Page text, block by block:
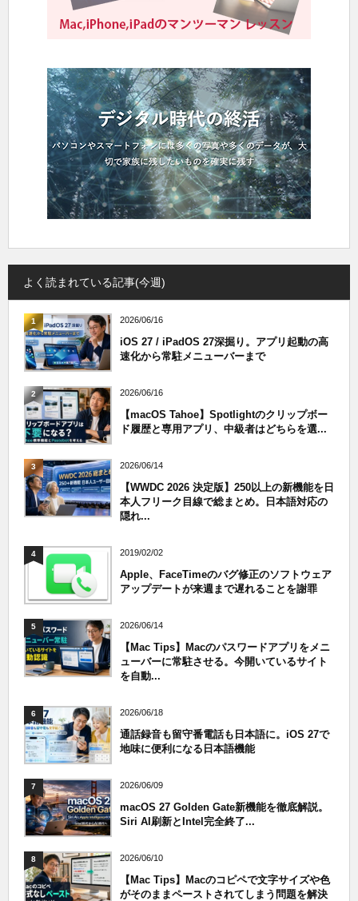
よく読まれている記事(今週)
1 2026/06/16
iOS 27 / iPadOS 27深掘り。アプリ起動の高
速化から常駐メニューバーまで
2 2026/06/16
【macOS Tahoe】Spotlightのクリップボー
ド履歴と専用アプリ、中級者はどちらを選...
3 2026/06/14
【WWDC 2026 決定版】250以上の新機能を日
本人フリーク目線で総まとめ。日本語対応の
隠れ...
4 2019/02/02
Apple、FaceTimeのバグ修正のソフトウェア
アップデートが来週まで遅れることを謝罪
5 2026/06/14
【Mac Tips】Macのパスワードアプリをメニ
ューバーに常駐させる。今開いているサイト
を自動...
6 2026/06/18
通話録音も留守番電話も日本語に。iOS 27で
地味に便利になる日本語機能
7 2026/06/09
macOS 27 Golden Gate新機能を徹底解説。
Siri AI刷新とIntel完全終了...
8 2026/06/10
【Mac Tips】Macのコピペで文字サイズや色
がそのままペーストされてしまう問題を解決